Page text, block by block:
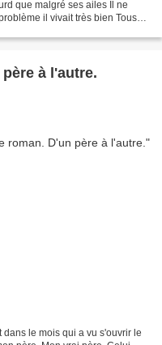
que malgré ses ailes Il ne
il vivait très bien Tous
à l'autre.
le mois qui a vu s'ouvrir le